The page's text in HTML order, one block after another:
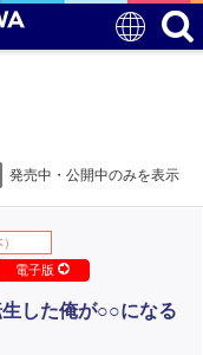
発売中・公開中のみを表示
電子版
した俺が○○になる